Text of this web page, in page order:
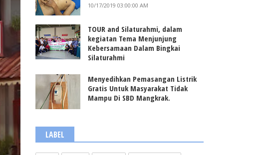
10/17/2019 03:00:00 AM
TOUR and Silaturahmi, dalam
kegiatan Tema Menjunjung
Kebersamaan Dalam Bingkai
Silaturahmi
Menyedihkan Pemasangan Listrik
Gratis Untuk Masyarakat Tidak
Mampu Di SBD Mangkrak.
LABEL